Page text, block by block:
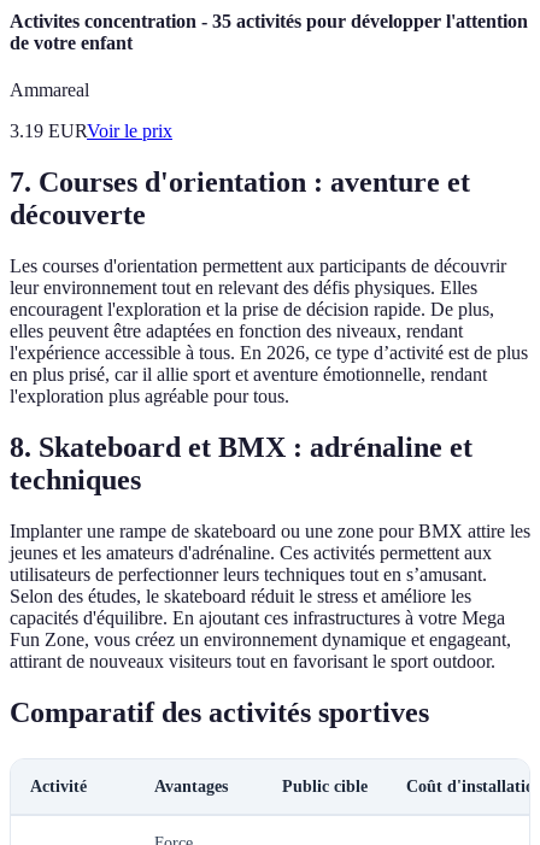
Activites concentration - 35 activités pour développer l'attention
de votre enfant
Ammareal
3.19 EURVoir le prix
7. Courses d'orientation : aventure et
découverte
Les courses d'orientation permettent aux participants de découvrir
leur environnement tout en relevant des défis physiques. Elles
encouragent l'exploration et la prise de décision rapide. De plus,
elles peuvent être adaptées en fonction des niveaux, rendant
l'expérience accessible à tous. En 2026, ce type d’activité est de plus
en plus prisé, car il allie sport et aventure émotionnelle, rendant
l'exploration plus agréable pour tous.
8. Skateboard et BMX : adrénaline et
techniques
Implanter une rampe de skateboard ou une zone pour BMX attire les
jeunes et les amateurs d'adrénaline. Ces activités permettent aux
utilisateurs de perfectionner leurs techniques tout en s’amusant.
Selon des études, le skateboard réduit le stress et améliore les
capacités d'équilibre. En ajoutant ces infrastructures à votre Mega
Fun Zone, vous créez un environnement dynamique et engageant,
attirant de nouveaux visiteurs tout en favorisant le sport outdoor.
Comparatif des activités sportives
Activité Avantages Public cible Coût